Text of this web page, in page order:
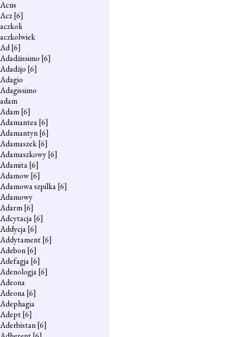
Acus
Acz[6]
aczkoli
aczkolwiek
Ad[6]
Adadżissimo [6]
Adadżjo [6]
Adagio
Adagissimo
adam
Adam[6]
Adamantea[6]
Adamantyn[6]
Adamaszek[6]
Adamaszkowy[6]
Adamita[6]
Adamow[6]
Adamowa szpilka[6]
Adamowy
Adarm[6]
Adcytacja[6]
Addycja[6]
Addytament[6]
Adebon[6]
Adefagja[6]
Adenologja[6]
Adeona
Adeona[6]
Adephagia
Adept[6]
Aderbistan[6]